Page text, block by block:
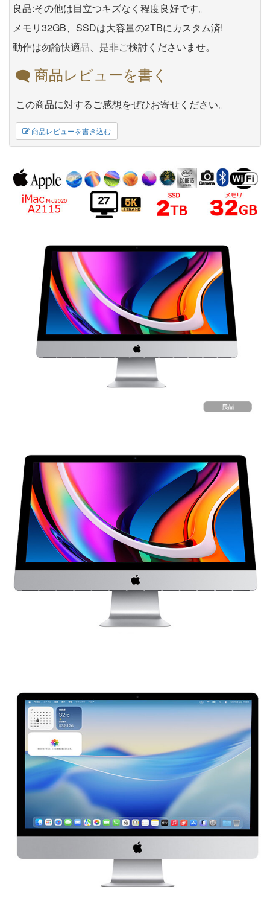
良品:その他は目立つキズなく程度良好です。
メモリ32GB、SSDは大容量の2TBにカスタム済!
動作は勿論快適品、是非ご検討くださいませ。
商品レビューを書く
この商品に対するご感想をぜひお寄せください。
商品レビューを書き込む